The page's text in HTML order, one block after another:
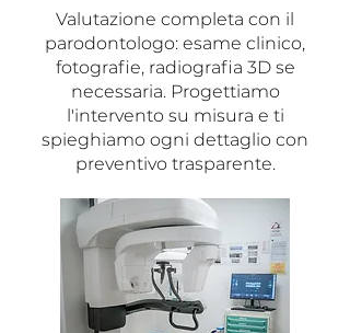
Valutazione completa con il
parodontologo: esame clinico,
fotografie, radiografia 3D se
necessaria. Progettiamo
l'intervento su misura e ti
spieghiamo ogni dettaglio con
preventivo trasparente.